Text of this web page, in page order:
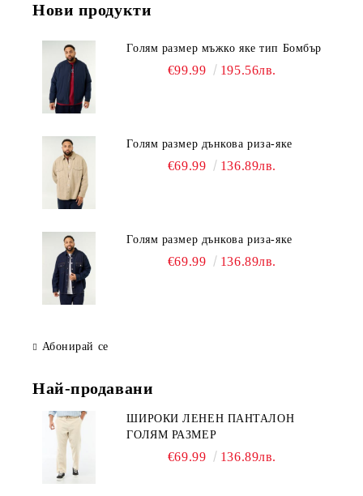
Нови продукти
Голям размер мъжко яке тип Бомбър
€99.99 195.56лв.
Голям размер дънкова риза-яке
€69.99 136.89лв.
Голям размер дънкова риза-яке
€69.99 136.89лв.
Абонирай се
Най-продавани
ШИРОКИ ЛЕНЕН ПАНТАЛОН
ГОЛЯМ РАЗМЕР
€69.99 136.89лв.